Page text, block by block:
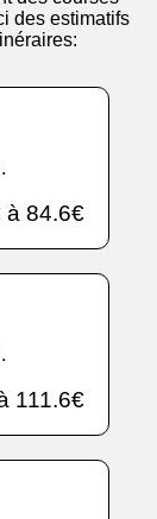
des estimatifs
à 84.6€
111.6€